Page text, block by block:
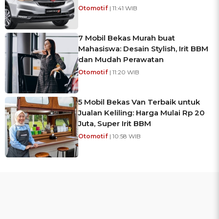
Otomotif | 11:41 WIB
7 Mobil Bekas Murah buat
Mahasiswa: Desain Stylish, Irit BBM
dan Mudah Perawatan
Otomotif | 11:20 WIB
5 Mobil Bekas Van Terbaik untuk
Jualan Keliling: Harga Mulai Rp 20
Juta, Super Irit BBM
Otomotif | 10:58 WIB